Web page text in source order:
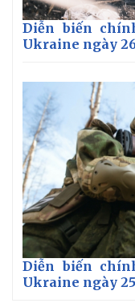
Diễn biến
Ukraine ngày
Diễn biến
Ukraine ngày